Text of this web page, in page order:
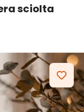
sciolta